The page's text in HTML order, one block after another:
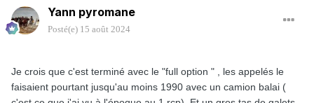
Yann pyromane
Posté(e) 15 août 2024
Je crois que c'est terminé avec le "full option " , les appelés le
faisaient pourtant jusqu'au moins 1990 avec un camion balai (